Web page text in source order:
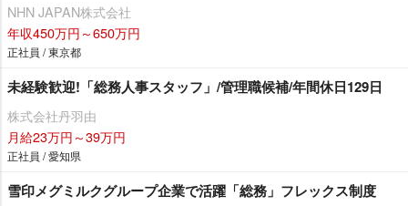
NHN JAPAN株式会社
年収450万円～650万円
正社員 / 東京都
未経験歓迎!「総務人事スタッフ」/管理職候補/年間休日129日
株式会社丹羽由
月給23万円～39万円
正社員 / 愛知県
雪印メグミルクグループ企業で活躍「総務」フレックス制度